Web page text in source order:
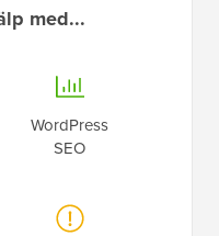
med...
WordPress
SEO